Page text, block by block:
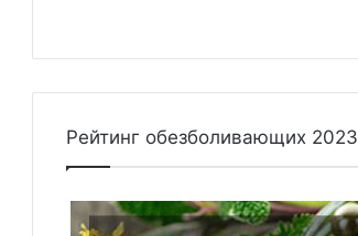
Рейтинг обезболивающих 2023